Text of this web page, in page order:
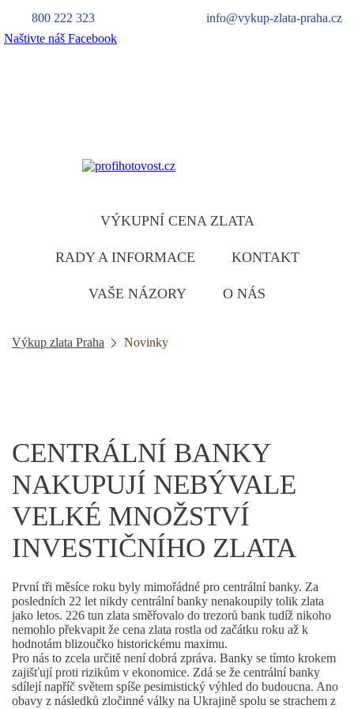
800 222 323
info@vykup-zlata-praha.cz
Naštivte náš Facebook
VÝKUPNÍ CENA ZLATA
RADY A INFORMACE KONTAKT
VAŠE NÁZORY O NÁS
Výkup zlata Praha Novinky
CENTRÁLNÍ BANKY
NAKUPUJÍ NEBÝVALE
VELKÉ MNOŽSTVÍ
INVESTIČNÍHO ZLATA
První tři měsíce roku byly mimořádné pro centrální banky. Za
posledních 22 let nikdy centrální banky nenakoupily tolik zlata
jako letos. 226 tun zlata směřovalo do trezorů bank tudíž nikoho
nemohlo překvapit že cena zlata rostla od začátku roku až k
hodnotám blizoučko historickému maximu.
Pro nás to zcela určitě není dobrá zpráva. Banky se tímto krokem
zajišťují proti rizikům v ekonomice. Zdá se že centrální banky
sdílejí napříč světem spíše pesimistický výhled do budoucna. Ano
obavy z následků zločinné války na Ukrajině spolu se strachem z